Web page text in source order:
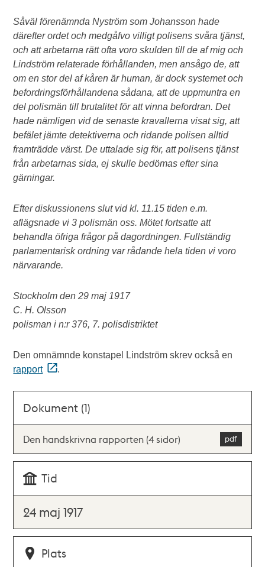
Såväl förenämnda Nyström som Johansson hade
därefter ordet och medgåfvo villigt polisens svåra tjänst,
och att arbetarna rätt ofta voro skulden till de af mig och
Lindström relaterade förhållanden, men ansågo de, att
om en stor del af kåren är human, är dock systemet och
befordringsförhållandena sådana, att de uppmuntra en
del polismän till brutalitet för att vinna befordran. Det
hade nämligen vid de senaste kravallerna visat sig, att
befälet jämte detektiverna och ridande polisen alltid
framträdde värst. De uttalade sig för, att polisens tjänst
från arbetarnas sida, ej skulle bedömas efter sina
gärningar.
Efter diskussionens slut vid kl. 11.15 tiden e.m.
aflägsnade vi 3 polismän oss. Mötet fortsatte att
behandla öfriga frågor på dagordningen. Fullständig
parlamentarisk ordning var rådande hela tiden vi voro
närvarande.
Stockholm den 29 maj 1917
C. H. Olsson
polisman i n:r 376, 7. polisdistriktet
Den omnämnde konstapel Lindström skrev också en
rapport
.
Dokument (1)
Den handskrivna rapporten (4 sidor)
Tid
24 maj 1917
Plats